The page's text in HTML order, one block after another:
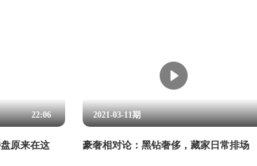
22:06
原来在这
2021-03-11期
豪奢相对论：黑钻奢侈，藏家日常排场